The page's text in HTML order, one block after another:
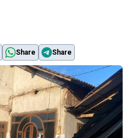
Share Share